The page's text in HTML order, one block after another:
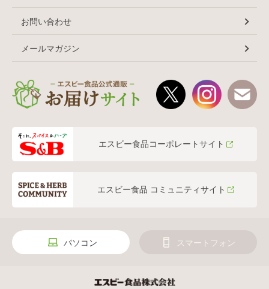
お問い合わせ
メールマガジン
エスビー食品コーポレートサイト
エスビー食品 コミュニティサイト
パソコン スマートフォン